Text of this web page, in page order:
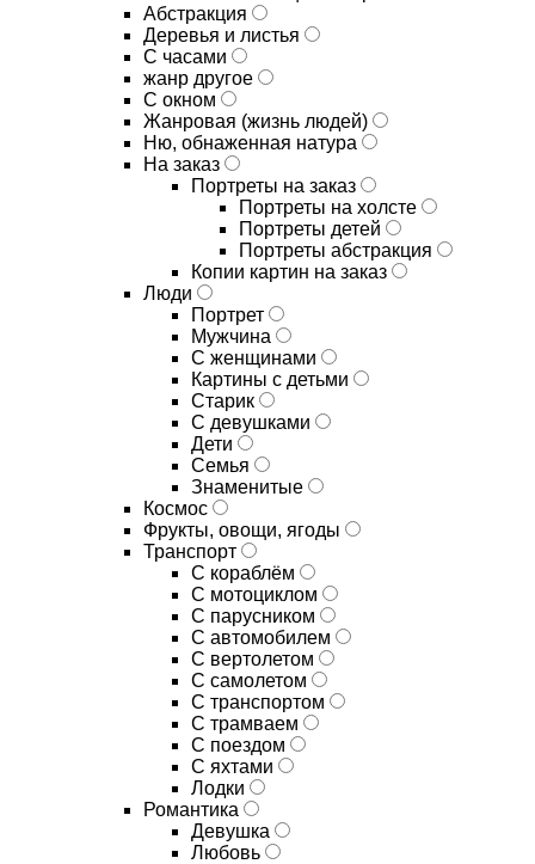
Абстракция
Деревья и листья
С часами
жанр другое
С окном
Жанровая (жизнь людей)
Ню, обнаженная натура
На заказ
Портреты на заказ
Портреты на холсте
Портреты детей
Портреты абстракция
Копии картин на заказ
Люди
Портрет
Мужчина
С женщинами
Картины с детьми
Старик
С девушками
Дети
Семья
Знаменитые
Космос
Фрукты, овощи, ягоды
Транспорт
С кораблём
С мотоциклом
С парусником
С автомобилем
С вертолетом
С самолетом
С транспортом
С трамваем
С поездом
С яхтами
Лодки
Романтика
Девушка
Любовь